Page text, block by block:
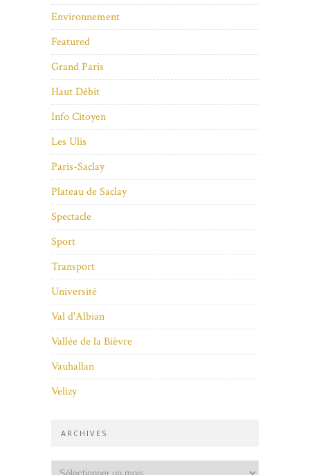
Environnement
Featured
Grand Paris
Haut Débit
Info Citoyen
Les Ulis
Paris-Saclay
Plateau de Saclay
Spectacle
Sport
Transport
Université
Val d'Albian
Vallée de la Bièvre
Vauhallan
Velizy
ARCHIVES